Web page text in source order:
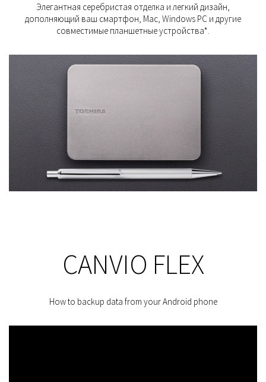
Элегантная серебристая отделка и легкий дизайн,
дополняющий ваш смартфон, Mac, Windows PC и другие
совместимые планшетные устройства*.
CANVIO FLEX
How to backup data from your Android phone